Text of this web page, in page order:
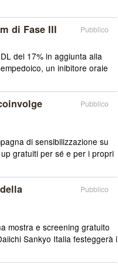
Pubblico
di Fase III
del 17% in aggiunta alla
un inibitore orale
Pubblico
di sensibilizzazione su
gratuiti per sé e per i propri
Pubblico
mostra e screening gratuito
Sankyo Italia festeggerà i